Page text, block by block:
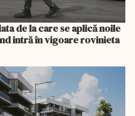
de la care se aplică noile
intră în vigoare rovinieta